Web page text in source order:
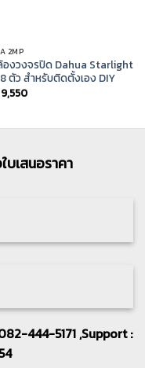
2MP
งวงจรปิด Dahua Starlight
ตัว สำหรับติดตั้งเอง DIY
9,550
เสนอราคา
444-5171 ,Support :